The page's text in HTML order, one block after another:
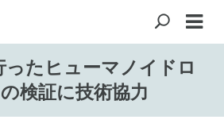
ったヒューマノイドロ
検証に技術協力